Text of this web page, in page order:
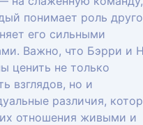
понимает роль
его сильными
Важно, что Бэрри и
ценить не только
взглядов, но и
различия,
отношения живыми и